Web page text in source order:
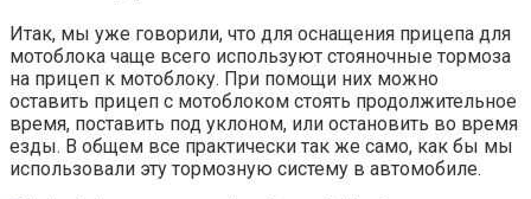
Итак, мы уже говорили, что для оснащения прицепа для
мотоблока чаще всего используют стояночные тормоза
на прицеп к мотоблоку. При помощи них можно
оставить прицеп с мотоблоком стоять продолжительное
время, поставить под уклоном, или остановить во время
езды. В общем все практически так же само, как бы мы
использовали эту тормозную систему в автомобиле.